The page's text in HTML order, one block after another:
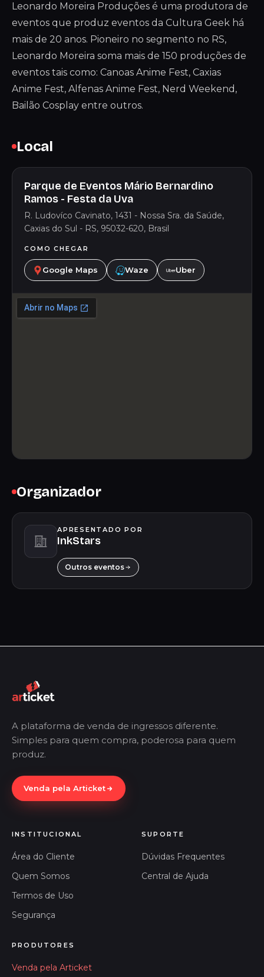
Leonardo Moreira Produções é uma produtora de
eventos que produz eventos da Cultura Geek há
mais de 20 anos. Pioneiro no segmento no RS,
Leonardo Moreira soma mais de 150 produções de
eventos tais como: Canoas Anime Fest, Caxias
Anime Fest, Alfenas Anime Fest, Nerd Weekend,
Bailão Cosplay entre outros.
Local
Parque de Eventos Mário Bernardino
Ramos - Festa da Uva
R. Ludovíco Cavinato, 1431 - Nossa Sra. da Saúde,
Caxias do Sul - RS, 95032-620, Brasil
COMO CHEGAR
Google Maps Waze Uber
Organizador
APRESENTADO POR
InkStars
Outros eventos
A plataforma de venda de ingressos diferente.
Simples para quem compra, poderosa para quem
produz.
Venda pela Articket
INSTITUCIONAL
Área do Cliente
Quem Somos
Termos de Uso
Segurança
SUPORTE
Dúvidas Frequentes
Central de Ajuda
PRODUTORES
Venda pela Articket